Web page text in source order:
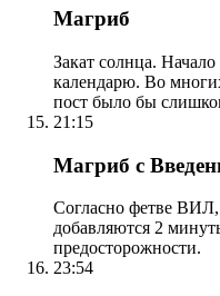
Магриб
Закат солнца.
календарю. Во
пост было бы
21:15
Магриб с
Согласно фетве
добавляются 2
предосторожности.
23:54